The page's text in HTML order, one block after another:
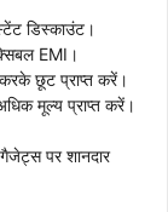
डिस्काउंट।
EMI।
छूट प्राप्त करें।
मूल्य प्राप्त करें।
पर शानदार